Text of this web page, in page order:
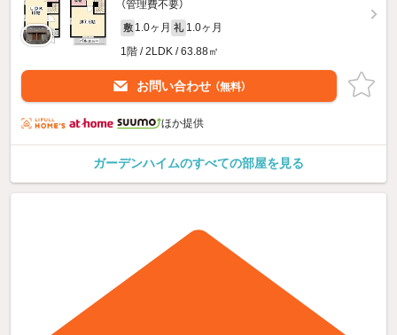
（管理費不要）
敷 1.0ヶ月 礼 1.0ヶ月
1階 / 2LDK / 63.88㎡
お問い合わせ （無料）
ほか提供
ガーデンハイムのすべての部屋を見る